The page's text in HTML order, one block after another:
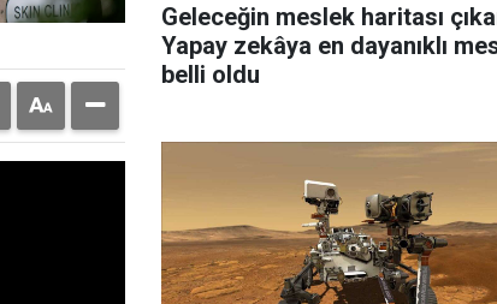
Geleceğin meslek haritası
Yapay zekâya en dayanıklı
belli oldu